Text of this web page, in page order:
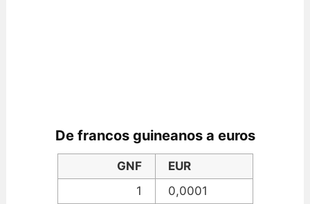
De francos guineanos a euros
GNF
EUR
1
0,0001